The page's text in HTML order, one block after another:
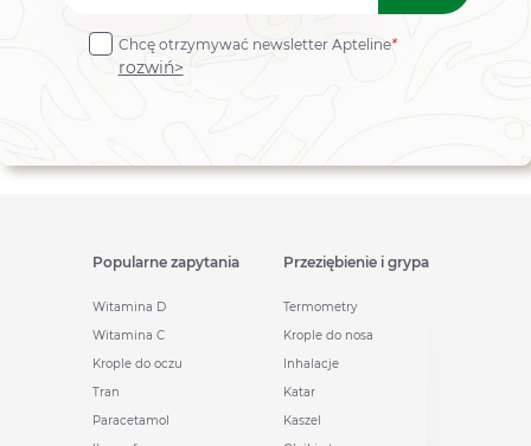
do
newslettera
Chcę otrzymywać newsletter Apteline*
rozwiń>
Popularne zapytania
Witamina D
Witamina C
Krople do oczu
Tran
Paracetamol
Przeziębienie i grypa
Termometry
Krople do nosa
Inhalacje
Katar
Kaszel